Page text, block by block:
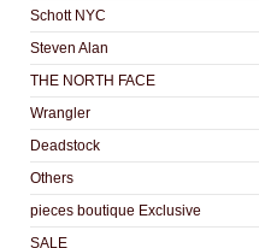
Schott NYC
Steven Alan
THE NORTH FACE
Wrangler
Deadstock
Others
pieces boutique Exclusive
SALE